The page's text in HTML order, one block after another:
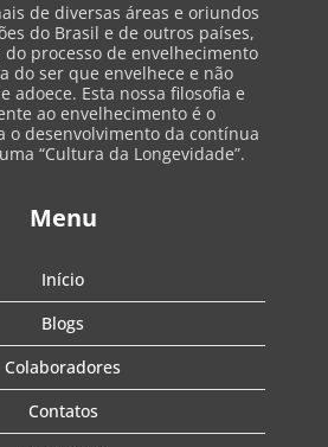
de diversas áreas e oriundos
do Brasil e de outros países,
processo de envelhecimento
do ser que envelhece e não
adoece. Esta nossa filosofia e
ao envelhecimento é o
o desenvolvimento da contínua
“Cultura da Longevidade”.
Menu
Início
Blogs
Colaboradores
Contatos